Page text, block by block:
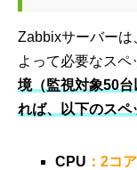
Zabbixサーバーは
よって必要なスペ
境（監視対象50
れば、以下のスペ
CPU ：2コ